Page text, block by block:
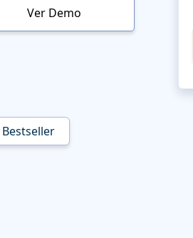
Ver Demo
Bestseller